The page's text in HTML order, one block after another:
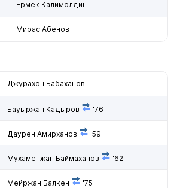
Ермек Калимолдин
Мирас Абенов
Джурахон Бабаханов
Бауыржан Кадыров '76
Даурен Амирханов '59
Мухаметжан Баймаханов '62
Мейржан Балкен '75